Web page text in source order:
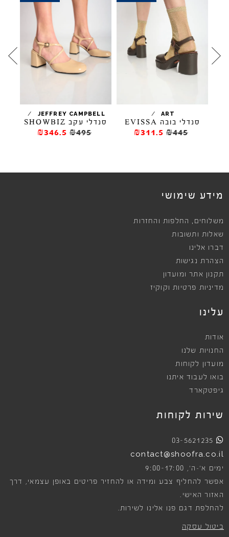
ART
/
סנדלי בובה EVISSA
₪445
₪311.5
JEFFREY CAMPBELL
/
סנדלי עקב SHOWBIZ
₪495
₪346.5
מידע שימושי
משלוחים , החלפות והחזרות
שאלות ותשובות
דברו אלינו
הצהרת נגישות
תקנון אתר ומועדון
מדיניות פרטיות וקוקיז
עלינו
אודות
החנויות שלנו
מועדון לקוחות
בואו לעבוד איתנו
גיפטקארד
שירות לקוחות
03-5621235
contact@shoofra.co.il
ימים א׳-ה׳, 9:00-17:00
אפשר להחליף צבע ומידה או להחזיר פריטים באופן עצמאי, דרך
האזור האישי.
להחלפת דגם פנו אלינו לשירות.
ביטול עסקה